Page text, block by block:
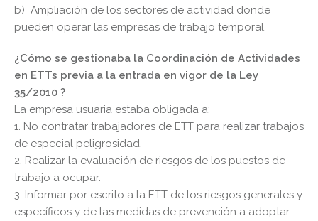
b) Ampliación de los sectores de actividad donde
pueden operar las empresas de trabajo temporal.
¿Cómo se gestionaba la Coordinación de Actividades
en ETTs previa a la entrada en vigor de la Ley
35/2010 ?
La empresa usuaria estaba obligada a:
1. No contratar trabajadores de ETT para realizar trabajos
de especial peligrosidad.
2. Realizar la evaluación de riesgos de los puestos de
trabajo a ocupar.
3. Informar por escrito a la ETT de los riesgos generales y
específicos y de las medidas de prevención a adoptar